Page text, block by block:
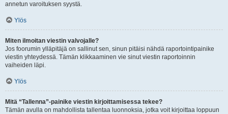
annetun varoituksen syystä.
Ylös
Miten ilmoitan viestin valvojalle?
Jos foorumin ylläpitäjä on sallinut sen, sinun pitäisi nähdä raportointipainike
viestin yhteydessä. Tämän klikkaaminen vie sinut viestin raportoinnin
vaiheiden läpi.
Ylös
Mitä “Tallenna”-painike viestin kirjoittamisessa tekee?
Tämän avulla on mahdollista tallentaa luonnoksia, jotka voit kirjoittaa loppuun